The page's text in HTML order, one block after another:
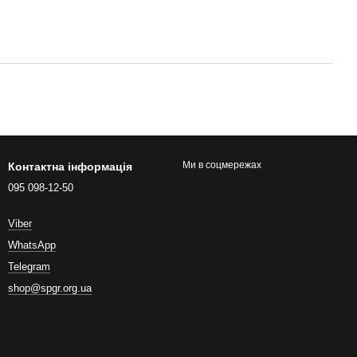
Контактна інформація
095 098-12-50
Viber
WhatsApp
Telegram
shop@spgr.org.ua
Ми в соцмережах